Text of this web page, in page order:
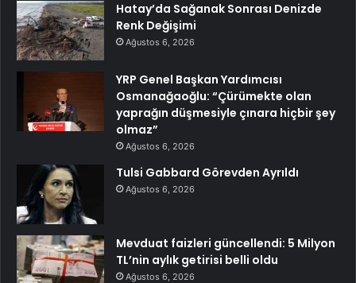
Hatay’da Sağanak Sonrası Denizde
Renk Değişimi
Ağustos 6, 2026
YRP Genel Başkan Yardımcısı
Osmanağaoğlu: “Çürümekte olan
yaprağın düşmesiyle çınara hiçbir şey
olmaz”
Ağustos 6, 2026
Tulsi Gabbard Görevden Ayrıldı
Ağustos 6, 2026
Mevduat faizleri güncellendi: 5 Milyon
TL’nin aylık getirisi belli oldu
Ağustos 6, 2026